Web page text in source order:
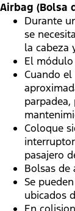
Airbag (Bolsa
Durante
se
la cabeza
El
Cuando
Coloque
pasajero
Bolsas de
Se
ubicados